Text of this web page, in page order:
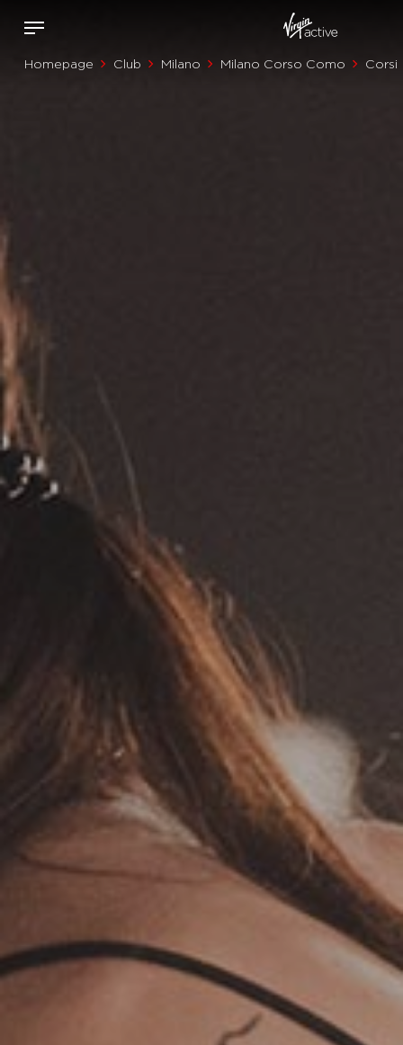
Homepage Club Milano Milano Corso Como Corsi